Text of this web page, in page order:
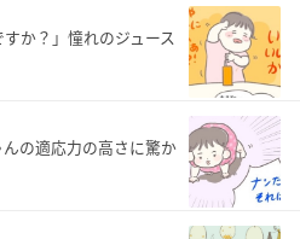
すか？」憧れのジュース
んの適応力の高さに驚か